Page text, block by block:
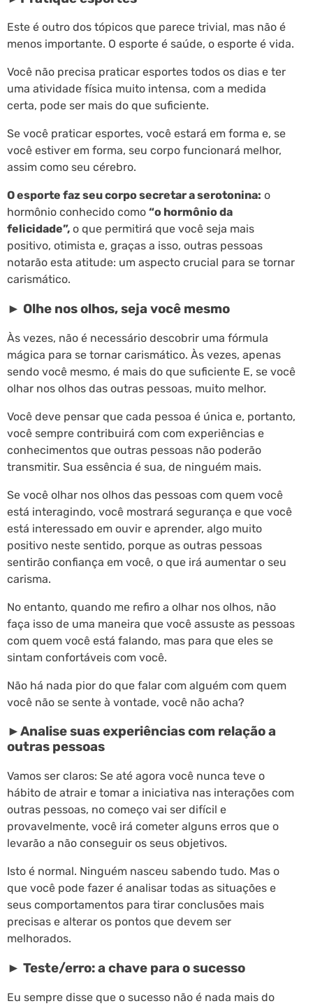
Este é outro dos tópicos que parece trivial, mas não é
menos importante. O esporte é saúde, o esporte é vida.
Você não precisa praticar esportes todos os dias e ter
uma atividade física muito intensa, com a medida
certa, pode ser mais do que suficiente.
Se você praticar esportes, você estará em forma e, se
você estiver em forma, seu corpo funcionará melhor,
assim como seu cérebro.
O esporte faz seu corpo secretar a serotonina: o
hormônio conhecido como “o hormônio da
felicidade”, o que permitirá que você seja mais
positivo, otimista e, graças a isso, outras pessoas
notarão esta atitude: um aspecto crucial para se tornar
carismático.
► Olhe nos olhos, seja você mesmo
Às vezes, não é necessário descobrir uma fórmula
mágica para se tornar carismático. Às vezes, apenas
sendo você mesmo, é mais do que suficiente E, se você
olhar nos olhos das outras pessoas, muito melhor.
Você deve pensar que cada pessoa é única e, portanto,
você sempre contribuirá com com experiências e
conhecimentos que outras pessoas não poderão
transmitir. Sua essência é sua, de ninguém mais.
Se você olhar nos olhos das pessoas com quem você
está interagindo, você mostrará segurança e que você
está interessado em ouvir e aprender, algo muito
positivo neste sentido, porque as outras pessoas
sentirão confiança em você, o que irá aumentar o seu
carisma.
No entanto, quando me refiro a olhar nos olhos, não
faça isso de uma maneira que você assuste as pessoas
com quem você está falando, mas para que eles se
sintam confortáveis com você.
Não há nada pior do que falar com alguém com quem
você não se sente à vontade, você não acha?
►Analise suas experiências com relação a
outras pessoas
Vamos ser claros: Se até agora você nunca teve o
hábito de atrair e tomar a iniciativa nas interações com
outras pessoas, no começo vai ser difícil e
provavelmente, você irá cometer alguns erros que o
levarão a não conseguir os seus objetivos.
Isto é normal. Ninguém nasceu sabendo tudo. Mas o
que você pode fazer é analisar todas as situações e
seus comportamentos para tirar conclusões mais
precisas e alterar os pontos que devem ser
melhorados.
► Teste/erro: a chave para o sucesso
Eu sempre disse que o sucesso não é nada mais do